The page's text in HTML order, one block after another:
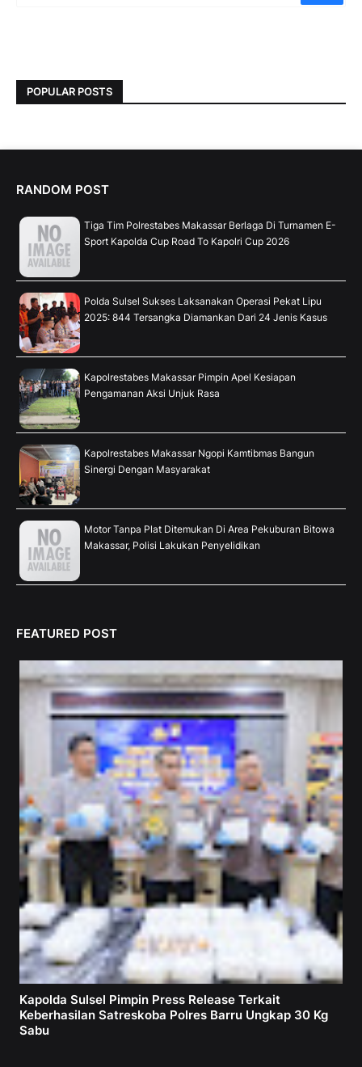
POPULAR POSTS
RANDOM POST
Tiga Tim Polrestabes Makassar Berlaga Di Turnamen E-
Sport Kapolda Cup Road To Kapolri Cup 2026
Polda Sulsel Sukses Laksanakan Operasi Pekat Lipu
2025: 844 Tersangka Diamankan Dari 24 Jenis Kasus
Kapolrestabes Makassar Pimpin Apel Kesiapan
Pengamanan Aksi Unjuk Rasa
Kapolrestabes Makassar Ngopi Kamtibmas Bangun
Sinergi Dengan Masyarakat
Motor Tanpa Plat Ditemukan Di Area Pekuburan Bitowa
Makassar, Polisi Lakukan Penyelidikan
FEATURED POST
Kapolda Sulsel Pimpin Press Release Terkait
Keberhasilan Satreskoba Polres Barru Ungkap 30 Kg
Sabu